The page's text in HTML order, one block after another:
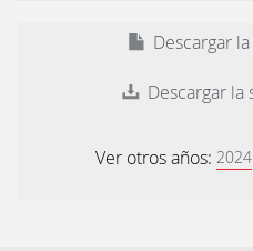
Descargar
Descargar la
Ver otros años: 2024